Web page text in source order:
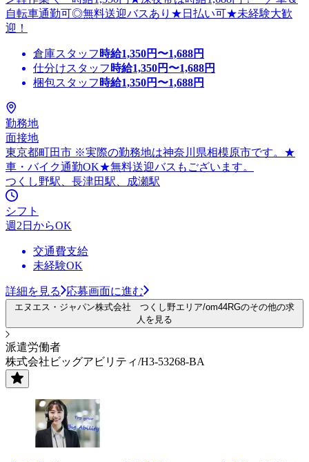
自転車通勤可◎無料送迎バスあり★日払い可★未経験大歓
迎！
倉庫スタッフ 時給1,350円〜1,688円
仕分けスタッフ 時給1,350円〜1,688円
梱包スタッフ 時給1,350円〜1,688円
勤務地
面接地
東京都町田市 ※実際の勤務地は神奈川県相模原市です。★
車・バイク通勤OK★無料送迎バスもございます。
つくし野駅、長津田駅、成瀬駅
シフト
週2日からOK
交通費支給
未経験OK
詳細を見る 応募画面に進む
エヌエス・ジャパン株式会社 つくし野エリア/om44RGのその他の求
人を見る
派遣労働者
株式会社ビッグアビリティ/H3-53268-BA